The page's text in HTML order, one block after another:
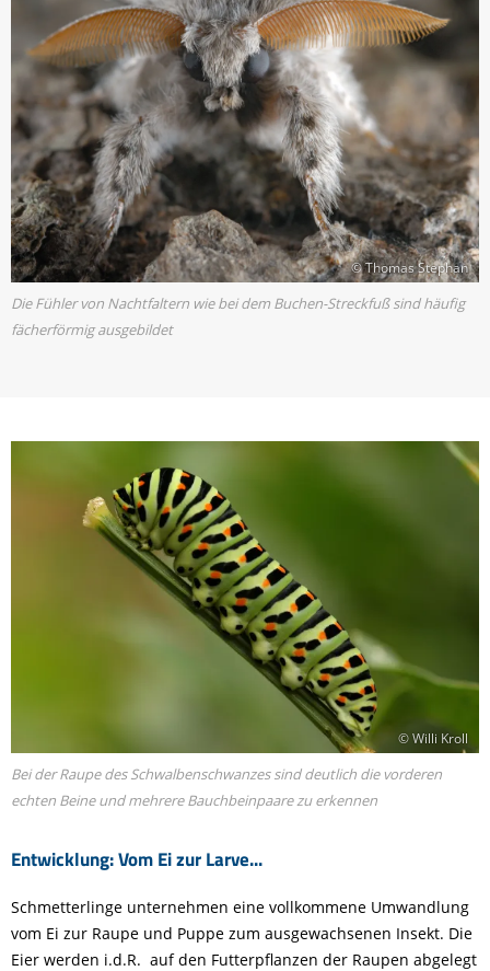
© Thomas Stephan
Die Fühler von Nachtfaltern wie bei dem Buchen-Streckfuß sind häufig
fächerförmig ausgebildet
Entwicklung: Vom Ei zur Larve...
© Willi Kroll
Bei der Raupe des Schwalbenschwanzes sind deutlich die vorderen
echten Beine und mehrere Bauchbeinpaare zu erkennen
Schmetterlinge unternehmen eine vollkommene Umwandlung
vom Ei zur Raupe und Puppe zum ausgewachsenen Insekt. Die
Eier werden i.d.R. auf den Futterpflanzen der Raupen abgelegt